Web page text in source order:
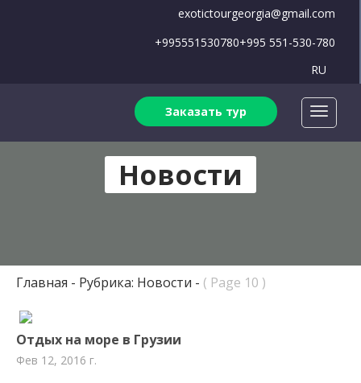
exotictourgeorgia@gmail.com
+995551530780+995 551-530-780
RU
Заказать тур
Новости
Главная Рубрика: Новости ( Page 10 )
Отдых на море в Грузии
Фев 12, 2016 г.